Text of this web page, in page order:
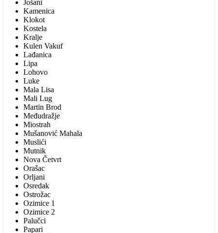
Jošani
Kamenica
Klokot
Kostela
Kralje
Kulen Vakuf
Lađanica
Lipa
Lohovo
Luke
Mala Lisa
Mali Lug
Martin Brod
Međudražje
Miostrah
Mušanović Mahala
Muslići
Mutnik
Nova Četvrt
Orašac
Orljani
Osredak
Ostrožac
Ozimice 1
Ozimice 2
Palučci
Papari